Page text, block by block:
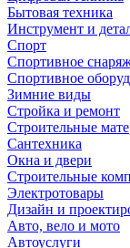
Бытовая техника
Инструмент и
Спорт
Спортивное
Спортивное
Зимние виды
Стройка и ремонт
Строительные
Сантехника
Окна и двери
Строительные
Электротовары
Дизайн и
Авто, вело и мото
Автоуслуги